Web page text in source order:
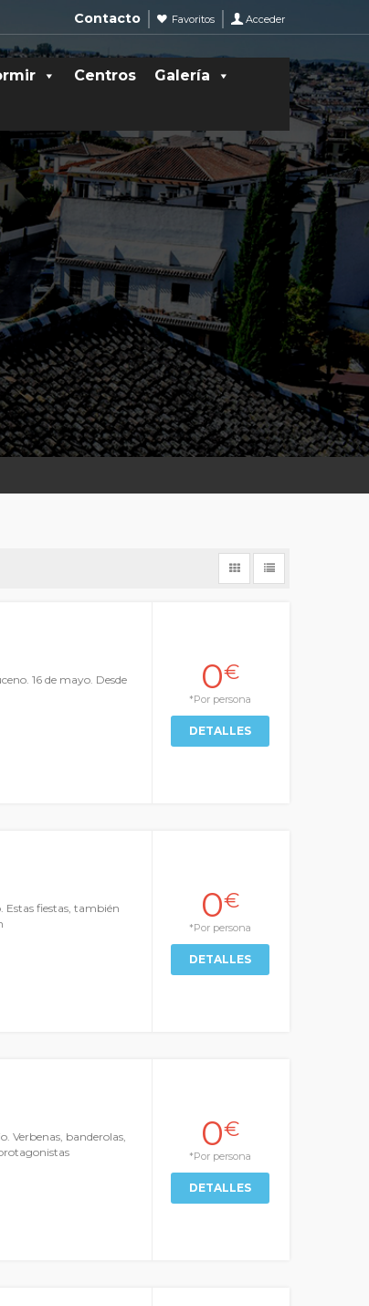
Contacto Favoritos Acceder
Centros Galería
16 de mayo. Desde
0€
*Por persona
DETALLES
Estas fiestas, también
0€
*Por persona
DETALLES
Verbenas, banderolas,
0€
*Por persona
DETALLES